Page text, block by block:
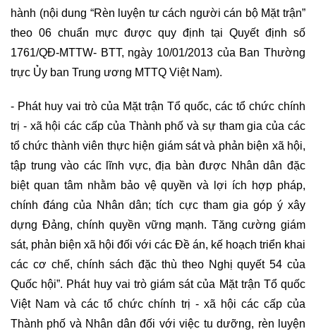
hành (nội dung “Rèn luyện tư cách người cán bộ Mặt trận”
theo 06 chuẩn mực được quy định tại Quyết định số
1761/QĐ-MTTW- BTT, ngày 10/01/2013 của Ban Thường
trực Ủy ban Trung ương MTTQ Việt Nam).
- Phát huy vai trò của Mặt trận Tổ quốc, các tổ chức chính
trị - xã hội các cấp của Thành phố và sự tham gia của các
tổ chức thành viên thực hiện giám sát và phản biện xã hội,
tập trung vào các lĩnh vực, địa bàn được Nhân dân đặc
biệt quan tâm nhằm bảo vệ quyền và lợi ích hợp pháp,
chính đáng của Nhân dân; tích cực tham gia góp ý xây
dựng Đảng, chính quyền vững mạnh. Tăng cường giám
sát, phản biện xã hội đối với các Đề án, kế hoạch triển khai
các cơ chế, chính sách đặc thù theo Nghị quyết 54 của
Quốc hội”. Phát huy vai trò giám sát của Mặt trận Tổ quốc
Việt Nam và các tổ chức chính trị - xã hội các cấp của
Thành phố và Nhân dân đối với việc tu dưỡng, rèn luyện